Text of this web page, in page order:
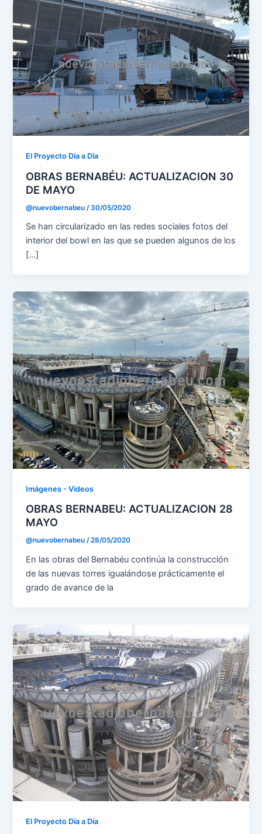
El Proyecto Día a Día
OBRAS BERNABÉU: ACTUALIZACION 30
DE MAYO
@nuevobernabeu /30/05/2020
Se han circularizado en las redes sociales fotos del
interior del bowl en las que se pueden algunos de los
[…]
Imágenes - Videos
OBRAS BERNABEU: ACTUALIZACION 28
MAYO
@nuevobernabeu/28/05/2020
En las obras del Bernabéu continúa la construcción
de las nuevas torres igualándose prácticamente el
grado de avance de la
El Proyecto Día a Día